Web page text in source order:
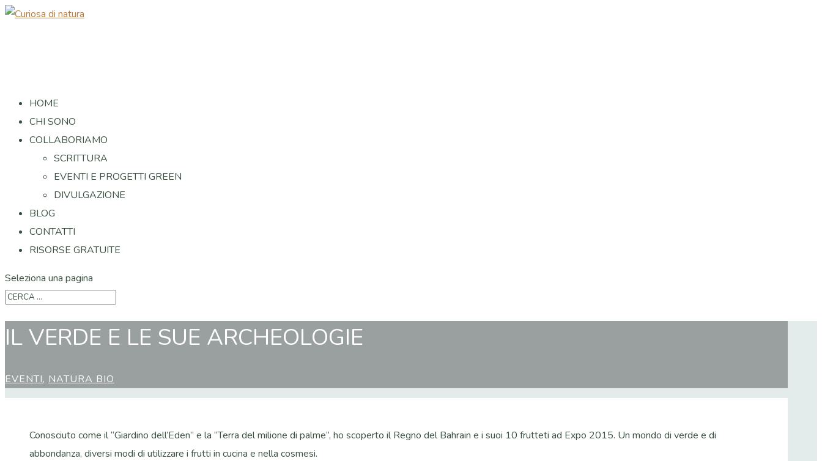
HOME
CHI SONO
COLLABORIAMO
SCRITTURA
EVENTI E PROGETTI GREEN
DIVULGAZIONE
BLOG
CONTATTI
RISORSE GRATUITE
Seleziona una pagina
IL VERDE E LE SUE ARCHEOLOGIE
EVENTI, NATURA BIO
Conosciuto come il “Giardino dell’Eden” e la “Terra del milione di palme”, ho scoperto il Regno del Bahrain e i suoi 10 frutteti ad Expo 2015. Un mondo di verde e di
abbondanza, diversi modi di utilizzare i frutti in cucina e nella cosmesi.